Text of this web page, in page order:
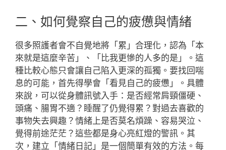
二、如何覺察自己的疲憊與情緒
很多照護者會不自覺地將「累」合理化，認為「本
來就是這麼辛苦」、「比我更慘的人多的是」。這
種比較心態只會讓自己陷入更深的孤獨。要找回喘
息的可能，首先得學會「看見自己的疲憊」。具體
來說，可以從身體訊號入手：是否經常肩頸僵硬、
頭痛、腸胃不適？睡醒了仍覺得累？對過去喜歡的
事物失去興趣？情緒上是否莫名煩躁、容易哭泣、
覺得前途茫茫？這些都是身心亮紅燈的警訊。其
次，建立「情緒日記」是一個簡單有效的方法。每